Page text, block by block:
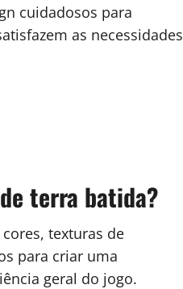
cuidadosos para
as necessidades
terra batida?
texturas de
para criar uma
geral do jogo.